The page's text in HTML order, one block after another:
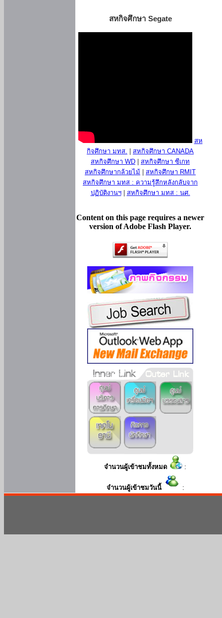
สหกิจศึกษา Segate
สห
กิจศึกษา มทส.
สหกิจศึกษา CANADA
สหกิจศึกษา WD
สหกิจศึกษา ซีเกท
สหกิจศึกษากล้วยไม้
สหกิจศึกษา RMIT
สหกิจศึกษา มทส : ความรู้สึกหลังกลับจาก
ปฏิบัติงานฯ| สหกิจศึกษา มทส : นศ.
Content on this page requires a newer
version of Adobe Flash Player.
จำนวนผู้เข้าชมทั้งหมด :
จำนวนผู้เข้าชมวันนี้ :